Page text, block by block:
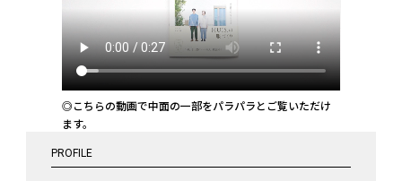
◎こちらの動画で中面の一部をパラパラとご覧いただけ
ます。
PROFILE